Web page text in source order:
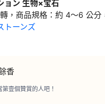
ョン 生物×宝石
，商品規格：約 4～6 公
トーンズ
香
壹個贊賞的人吧！